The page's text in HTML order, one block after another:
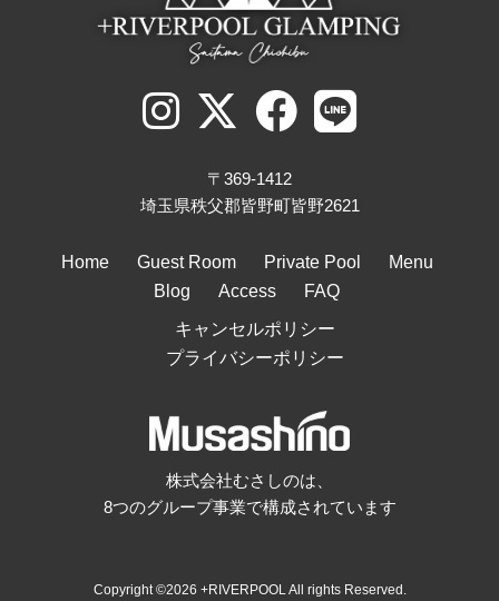
〒369-1412
埼玉県秩父郡皆野町皆野2621
Home Guest Room Private Pool
Menu
Blog
Access
FAQ
キャンセルポリシー
プライバシーポリシー
株式会社むさしのは、
8つのグループ事業で構成されています
Copyright ©2026 +RIVERPOOL All rights Reserved.